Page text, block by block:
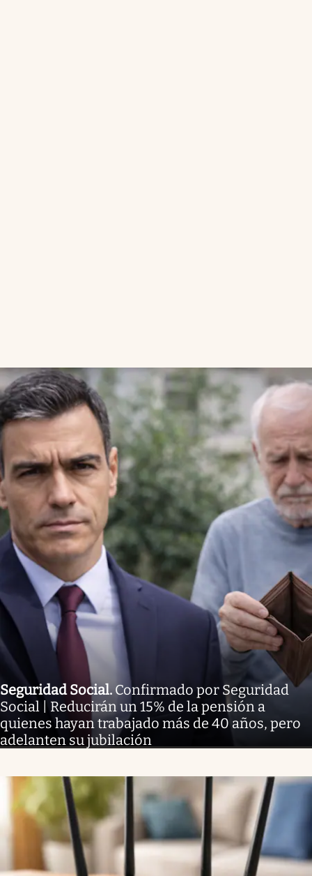
Seguridad Social.Confirmado por Seguridad
Social | Reducirán un 15% de la pensión a
quienes hayan trabajado más de 40 años, pero
adelanten su jubilación